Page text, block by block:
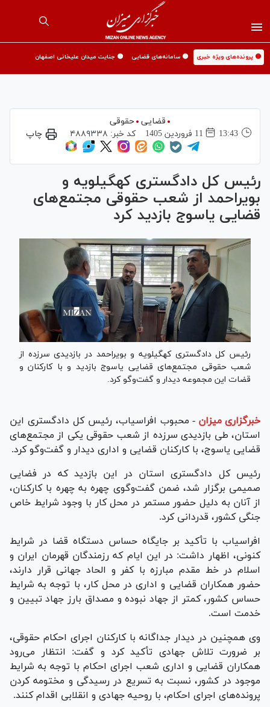
🟡 پرونده‌های ویژه خبری 🟡 سامانه‌های قضایی 🟡 جنایت میدان علیخانی اصفهان
قضایی حقوقی
13:43
11 فروردين 1405 کد خبر: ۴۸۸۹۳۳۸ چاپ
رئیس کل دادگستری کهگیلویه و
بویراحمد از شعب حقوقی مجتمع‌های
قضایی یاسوج بازدید کرد
رئیس کل دادگستری کهگیلویه و بویراحمد در بازدیدی سرزده از
شعب حقوقی مجتمع‌های قضایی یاسوج بازدید و با کارکنان و
قضات این مجموعه دیدار و گفت‌و‌گو کرد.
خبرگزاری میزان - محبوب افراسیاب، رئیس کل دادگستری این
استان، طی بازدیدی سرزده از شعب حقوقی یکی از مجتمع‌های
قضایی یاسوج، با کارکنان قضایی و اداری دیدار و گفت‌و‌گو کرد.
رئیس کل دادگستری استان در این بازدید که در فضایی
صمیمی برگزار شد، ضمن گفت‌وگوی چهره به چهره با کارکنان،
از آنان به دلیل حضور مستمر در محل کار با وجود شرایط خاص
جنگی کشور، قدردانی کرد.
افراسیاب با تأکید بر جایگاه حساس دستگاه قضا در شرایط
کنونی، اظهار داشت: در این ایام که رزمندگان قهرمان ایران و
اسلام در خط مقدم مبارزه با کفر و الحاد جهانی قرار دارند،
حضور همکاران قضایی و اداری در محل کار، با توجه به شرایط
حساس کشور، کمتر از جهاد نبوده و مصداق بارز جهاد تبیین و
خدمت است.
وی همچنین در دیدار جداگانه با کارکنان اجرای احکام حقوقی،
بر ضرورت تلاش جهادی تأکید کرد و گفت: انتظار می‌رود
همکاران قضایی و اداری شعب اجرای احکام با توجه به شرایط
موجود در کشور، نسبت به تسریع در رسیدگی و مختومه کردن
پرونده‌های اجرای احکام، با روحیه جهادی و انقلابی اقدام کنند.